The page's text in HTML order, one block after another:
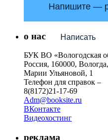
Напишите —
Написать
о нас
БУК ВО «Вологодская
Россия, 160000, Вологда,
Марии Ульяновой, 1
Телефон для справок –
8(8172)21-17-69
Adm@booksite.ru
ВКонтакте
Видеохостинг
реклама